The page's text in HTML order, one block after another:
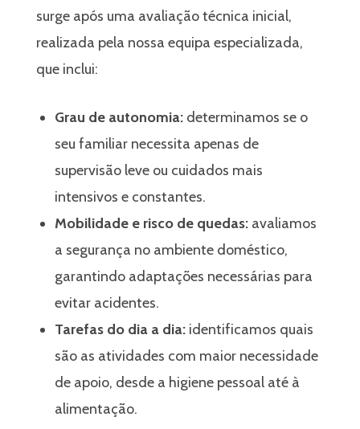
surge após uma avaliação técnica inicial,
realizada pela nossa equipa especializada,
que inclui:
Grau de autonomia: determinamos se o
seu familiar necessita apenas de
supervisão leve ou cuidados mais
intensivos e constantes.
Mobilidade e risco de quedas: avaliamos
a segurança no ambiente doméstico,
garantindo adaptações necessárias para
evitar acidentes.
Tarefas do dia a dia: identificamos quais
são as atividades com maior necessidade
de apoio, desde a higiene pessoal até à
alimentação.